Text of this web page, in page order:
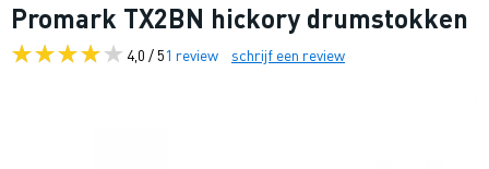
Promark TX2BN hickory drumstokken
4,0 / 51 review schrijf een review